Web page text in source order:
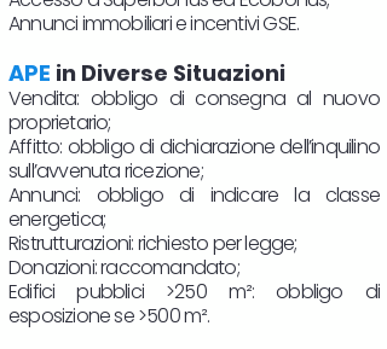
Annunci immobiliari e incentivi GSE.
APE in Diverse Situazioni
Vendita: obbligo di consegna al nuovo
proprietario;
Affitto: obbligo di dichiarazione dell’inquilino
sull’avvenuta ricezione;
Annunci: obbligo di indicare la classe
energetica;
Ristrutturazioni: richiesto per legge;
Donazioni: raccomandato;
Edifici pubblici >250 m²: obbligo di
esposizione se >500 m².